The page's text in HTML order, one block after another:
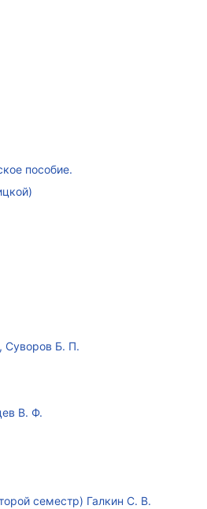
пособие.
Суворов Б. П.
В. Ф.
семестр) Галкин С. В.